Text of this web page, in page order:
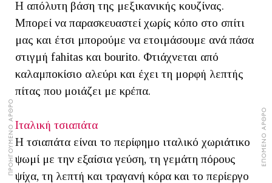
ΠΡΟΗΓΟΥΜΕΝΟ ΑΡΘΡΟ ΕΠΟΜΕΝΟ ΑΡΘΡΟ
Η απόλυτη βάση της μεξικανικής κουζίνας.
Μπορεί να παρασκευαστεί χωρίς κόπο στο σπίτι
μας και έτσι μπορούμε να ετοιμάσουμε ανά πάσα
στιγμή fahitas και bourito. Φτιάχνεται από
καλαμποκίσιο αλεύρι και έχει τη μορφή λεπτής
πίτας που μοιάζει με κρέπα.
Ιταλική τσιαπάτα
Η τσιαπάτα είναι το περίφημο ιταλικό χωριάτικο
ψωμί με την εξαίσια γεύση, τη γεμάτη πόρους
ψίχα, τη λεπτή και τραγανή κόρα και το περίεργο